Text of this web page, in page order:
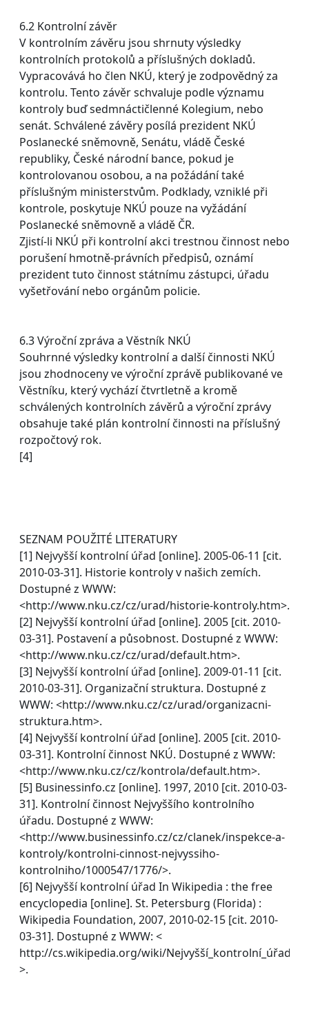
6.2 Kontrolní závěr
V kontrolním závěru jsou shrnuty výsledky
kontrolních protokolů a příslušných dokladů.
Vypracovává ho člen NKÚ, který je zodpovědný za
kontrolu. Tento závěr schvaluje podle významu
kontroly buď sedmnáctičlenné Kolegium, nebo
senát. Schválené závěry posílá prezident NKÚ
Poslanecké sněmovně, Senátu, vládě České
republiky, České národní bance, pokud je
kontrolovanou osobou, a na požádání také
příslušným ministerstvům. Podklady, vzniklé při
kontrole, poskytuje NKÚ pouze na vyžádání
Poslanecké sněmovně a vládě ČR.
Zjistí-li NKÚ při kontrolní akci trestnou činnost nebo
porušení hmotně-právních předpisů, oznámí
prezident tuto činnost státnímu zástupci, úřadu
vyšetřování nebo orgánům policie.
6.3 Výroční zpráva a Věstník NKÚ
Souhrnné výsledky kontrolní a další činnosti NKÚ
jsou zhodnoceny ve výroční zprávě publikované ve
Věstníku, který vychází čtvrtletně a kromě
schválených kontrolních závěrů a výroční zprávy
obsahuje také plán kontrolní činnosti na příslušný
rozpočtový rok.
[4]
SEZNAM POUŽITÉ LITERATURY
[1] Nejvyšší kontrolní úřad [online]. 2005-06-11 [cit.
2010-03-31]. Historie kontroly v našich zemích.
Dostupné z WWW:
<http://www.nku.cz/cz/urad/historie-kontroly.htm>.
[2] Nejvyšší kontrolní úřad [online]. 2005 [cit. 2010-
03-31]. Postavení a působnost. Dostupné z WWW:
<http://www.nku.cz/cz/urad/default.htm>.
[3] Nejvyšší kontrolní úřad [online]. 2009-01-11 [cit.
2010-03-31]. Organizační struktura. Dostupné z
WWW: <http://www.nku.cz/cz/urad/organizacni-
struktura.htm>.
[4] Nejvyšší kontrolní úřad [online]. 2005 [cit. 2010-
03-31]. Kontrolní činnost NKÚ. Dostupné z WWW:
<http://www.nku.cz/cz/kontrola/default.htm>.
[5] Businessinfo.cz [online]. 1997, 2010 [cit. 2010-03-
31]. Kontrolní činnost Nejvyššího kontrolního
úřadu. Dostupné z WWW:
<http://www.businessinfo.cz/cz/clanek/inspekce-a-
kontroly/kontrolni-cinnost-nejvyssiho-
kontrolniho/1000547/1776/>.
[6] Nejvyšší kontrolní úřad In Wikipedia : the free
encyclopedia [online]. St. Petersburg (Florida) :
Wikipedia Foundation, 2007, 2010-02-15 [cit. 2010-
03-31]. Dostupné z WWW: <
http://cs.wikipedia.org/wiki/Nejvyšší_kontrolní_úřad
>.